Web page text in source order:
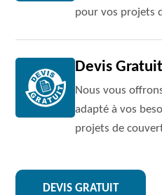
pour vos projets
Devis Gratuit
Nous vous
adapté à vos
projets de
DEVIS GRATUIT